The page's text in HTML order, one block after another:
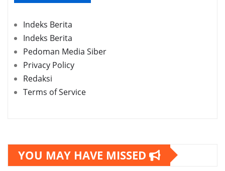
Indeks Berita
Indeks Berita
Pedoman Media Siber
Privacy Policy
Redaksi
Terms of Service
YOU MAY HAVE MISSED